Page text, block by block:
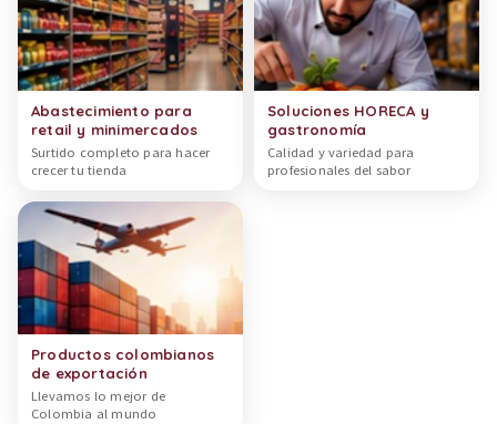
Abastecimiento para
retail y minimercados
Surtido completo para hacer
crecer tu tienda
Soluciones HORECA y
gastronomía
Calidad y variedad para
profesionales del sabor
Productos colombianos
de exportación
Llevamos lo mejor de
Colombia al mundo